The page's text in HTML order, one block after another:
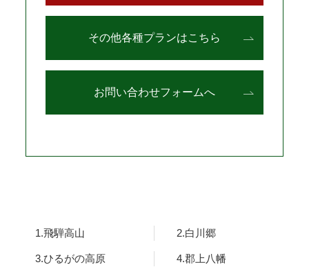
その他各種プランはこちら
お問い合わせフォームへ
1.飛騨高山 2.白川郷
3.ひるがの高原 4.郡上八幡